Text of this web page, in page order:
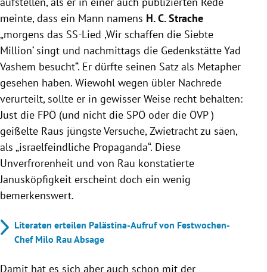
Untermenü
meinte, dass ein Mann namens H. C. Strache
„morgens das SS-Lied ,Wir schaffen die Siebte
Million‘ singt und nachmittags die Gedenkstätte Yad
Vashem besucht“. Er dürfte seinen Satz als Metapher
gesehen haben. Wiewohl wegen übler Nachrede
verurteilt, sollte er in gewisser Weise recht behalten:
Just die FPÖ (und nicht die SPÖ oder die ÖVP )
geißelte Raus jüngste Versuche, Zwietracht zu säen,
als „israelfeindliche Propaganda“. Diese
Unverfrorenheit und von Rau konstatierte
Janusköpfigkeit erscheint doch ein wenig
bemerkenswert.
Literaten erteilen Palästina-Aufruf von Festwochen-
Chef Milo Rau Absage
Damit hat es sich aber auch schon mit der